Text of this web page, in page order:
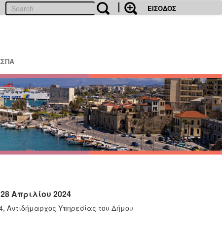
ΕΙΣΟΔΟΣ
Απριλίου 2024
Αντιδήμαρχος Υπηρεσίας του Δήμου